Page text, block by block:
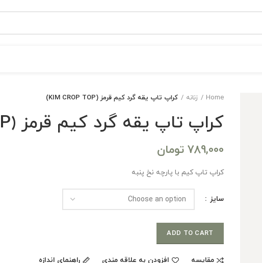
Home زنانه کراپ تاپ یقه گرد کیم قرمز (KIM CROP TOP)
کراپ تاپ یقه گرد کیم قرمز (KIM CROP TOP)
789,000 تومان
کراپ تاپ کیم با پارچه نخ پنبه
سایز
ADD TO CART
مقایسه افزودن به علاقه مندی
راهنمای اندازه